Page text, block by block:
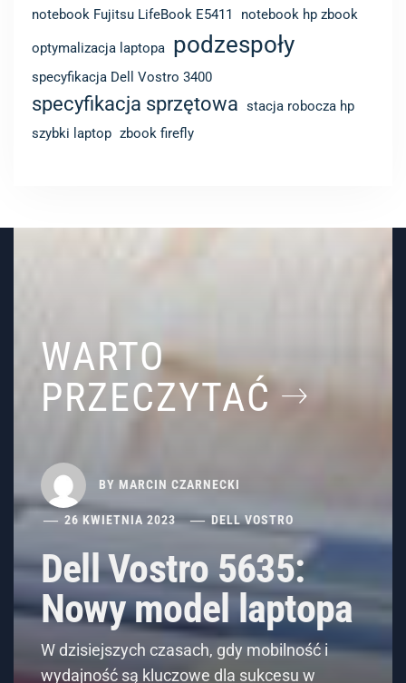
specyfikacja sprzętowa
stacja robocza hp
szybki laptop zbook firefly
BYMARCIN CZARNECKI
Dell Vostro 5635:
Nowy model laptopa
W dzisiejszych czasach, gdy mobilność i
wydajność są kluczowe dla sukcesu w
biznesie, warto zwrócić uwagę na nowy
model laptopa Dell Vostro 5635
(www.computer.net.pl). Ten komputer